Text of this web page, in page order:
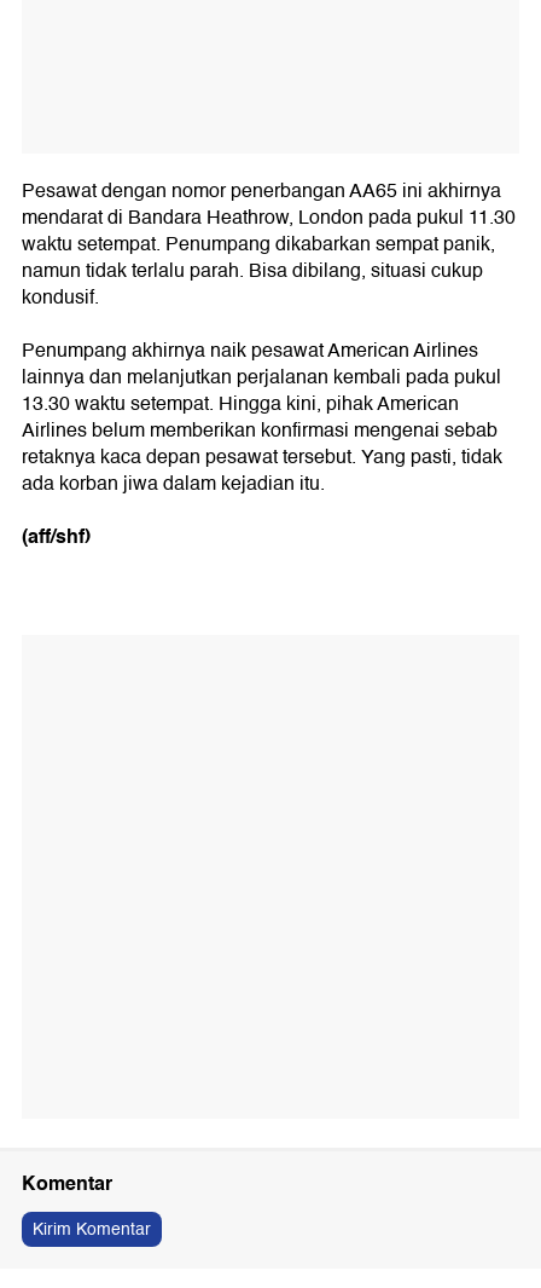
Pesawat dengan nomor penerbangan AA65 ini akhirnya
mendarat di Bandara Heathrow, London pada pukul 11.30
waktu setempat. Penumpang dikabarkan sempat panik,
namun tidak terlalu parah. Bisa dibilang, situasi cukup
kondusif.
Penumpang akhirnya naik pesawat American Airlines
lainnya dan melanjutkan perjalanan kembali pada pukul
13.30 waktu setempat. Hingga kini, pihak American
Airlines belum memberikan konfirmasi mengenai sebab
retaknya kaca depan pesawat tersebut. Yang pasti, tidak
ada korban jiwa dalam kejadian itu.
(aff/shf)
Komentar
Kirim Komentar